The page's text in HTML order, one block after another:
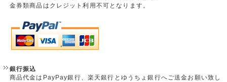
金券類商品はクレジット利用不可となります。
銀行振込
商品代金はPayPay銀行、楽天銀行とゆうちょ銀行へご送金お願い致し